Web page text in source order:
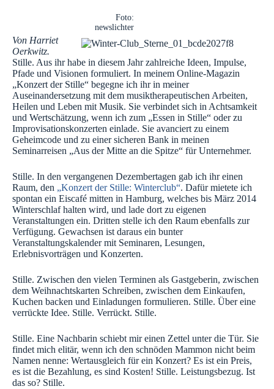
Foto:
newslichter
Von Harriet
Oerkwitz.
Stille. Aus ihr habe in diesem Jahr zahlreiche Ideen, Impulse,
Pfade und Visionen formuliert. In meinem Online-Magazin
„Konzert der Stille“ begegne ich ihr in meiner
Auseinandersetzung mit dem musiktherapeutischen Arbeiten,
Heilen und Leben mit Musik. Sie verbindet sich in Achtsamkeit
und Wertschätzung, wenn ich zum „Essen in Stille“ oder zu
Improvisationskonzerten einlade. Sie avanciert zu einem
Geheimcode und zu einer sicheren Bank in meinen
Seminarreisen „Aus der Mitte an die Spitze“ für Unternehmer.
Stille. In den vergangenen Dezembertagen gab ich ihr einen
Raum, den „Konzert der Stille: Winterclub“. Dafür mietete ich
spontan ein Eiscafé mitten in Hamburg, welches bis März 2014
Winterschlaf halten wird, und lade dort zu eigenen
Veranstaltungen ein. Dritten stelle ich den Raum ebenfalls zur
Verfügung. Gewachsen ist daraus ein bunter
Veranstaltungskalender mit Seminaren, Lesungen,
Erlebnisvorträgen und Konzerten.
Stille. Zwischen den vielen Terminen als Gastgeberin, zwischen
dem Weihnachtskarten Schreiben, zwischen dem Einkaufen,
Kuchen backen und Einladungen formulieren. Stille. Über eine
verrückte Idee. Stille. Verrückt. Stille.
Stille. Eine Nachbarin schiebt mir einen Zettel unter die Tür. Sie
findet mich elitär, wenn ich den schnöden Mammon nicht beim
Namen nenne: Wertausgleich für ein Konzert? Es ist ein Preis,
es ist die Bezahlung, es sind Kosten! Stille. Leistungsbezug. Ist
das so? Stille.